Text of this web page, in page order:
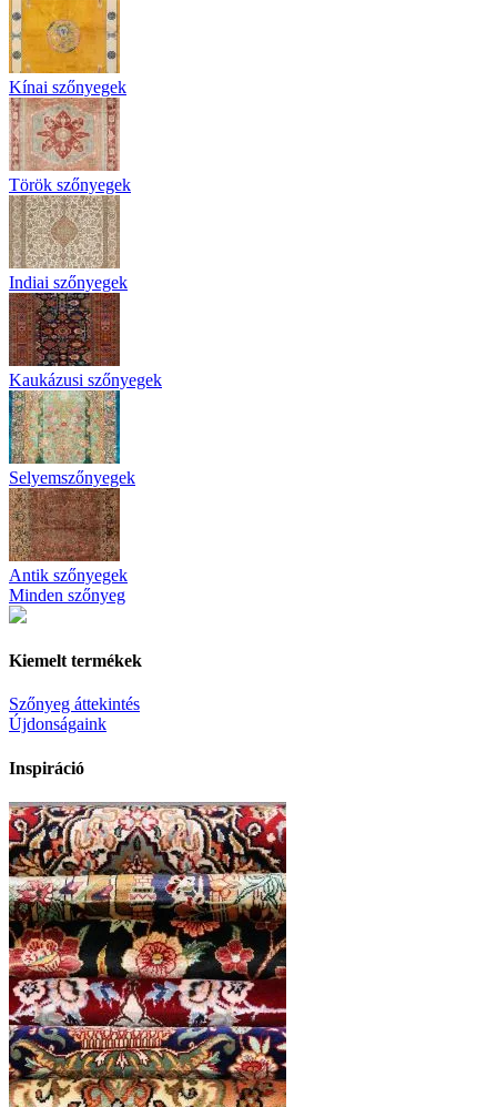
Kínai szőnyegek
Török szőnyegek
Indiai szőnyegek
Kaukázusi szőnyegek
Selyemszőnyegek
Antik szőnyegek
Minden szőnyeg
Kiemelt termékek
Szőnyeg áttekintés
Újdonságaink
Inspiráció